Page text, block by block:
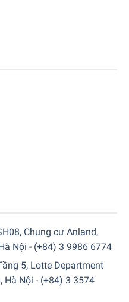
– Tổng quan thiết kế
về hiệu suất hút sạch
Bosch BHN20L, đảm
thấy một cách rõ ràng.
lựa chọn
Chung cư Anland,
Nội - (+84) 3 9986 6774
5, Lotte Department
Hà Nội - (+84) 3 3574